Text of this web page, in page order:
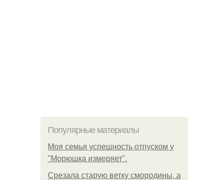
Популярные материалы
Моя семья успешность отпуском у
"Морюшка измеряет".
Срезала старую ветку смородины, а